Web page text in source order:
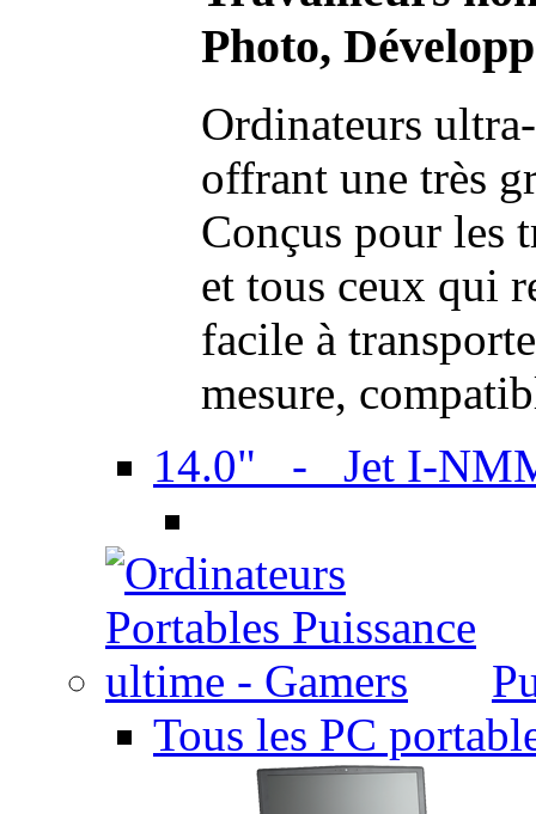
Photo,
Ordinateurs
offrant une très
Conçus pour les
et tous ceux qui
facile à
mesure,
14.0" - Jet I-
Tous les PC